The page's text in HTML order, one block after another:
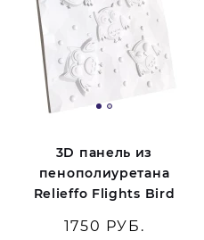
3D панель из
пенополиуретана
Relieffo Flights Bird
1750 РУБ.